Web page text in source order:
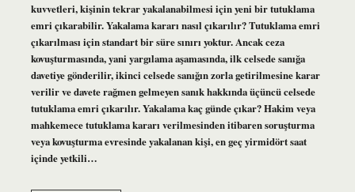
kuvvetleri, kişinin tekrar yakalanabilmesi için yeni bir tutuklama
emri çıkarabilir. Yakalama kararı nasıl çıkarılır? Tutuklama emri
çıkarılması için standart bir süre sınırı yoktur. Ancak ceza
kovuşturmasında, yani yargılama aşamasında, ilk celsede sanığa
davetiye gönderilir, ikinci celsede sanığın zorla getirilmesine karar
verilir ve davete rağmen gelmeyen sanık hakkında üçüncü celsede
tutuklama emri çıkarılır. Yakalama kaç günde çıkar? Hakim veya
mahkemece tutuklama kararı verilmesinden itibaren soruşturma
veya kovuşturma evresinde yakalanan kişi, en geç yirmidört saat
içinde yetkili…